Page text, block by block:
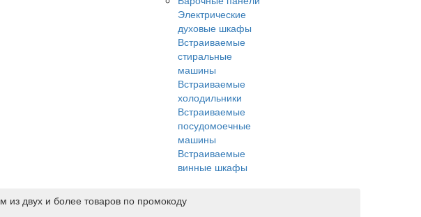
Электрические
духовые шкафы
Встраиваемые
стиральные
машины
Встраиваемые
холодильники
Встраиваемые
посудомоечные
машины
Встраиваемые
винные шкафы
из двух и более товаров по промокоду